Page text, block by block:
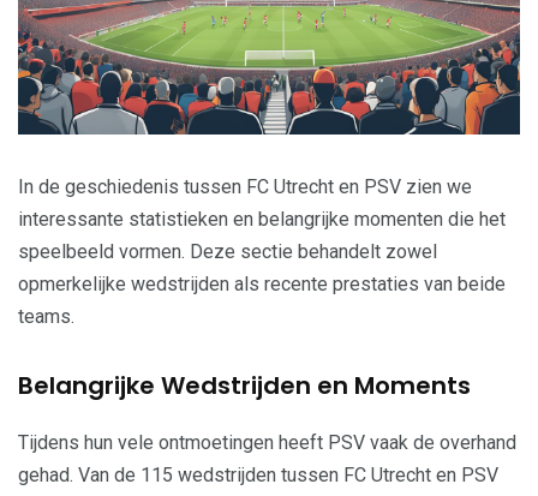
In de geschiedenis tussen FC Utrecht en PSV zien we
interessante statistieken en belangrijke momenten die het
speelbeeld vormen. Deze sectie behandelt zowel
opmerkelijke wedstrijden als recente prestaties van beide
teams.
Belangrijke Wedstrijden en Moments
Tijdens hun vele ontmoetingen heeft PSV vaak de overhand
gehad. Van de 115 wedstrijden tussen FC Utrecht en PSV